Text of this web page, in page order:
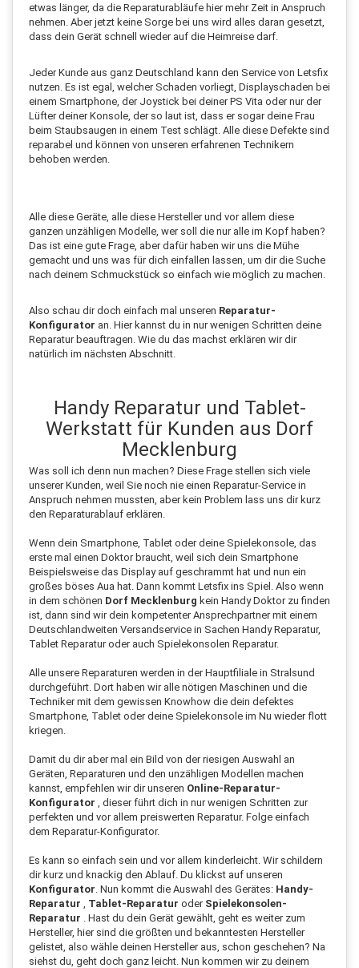
etwas länger, da die Reparaturabläufe hier mehr Zeit in Anspruch
nehmen. Aber jetzt keine Sorge bei uns wird alles daran gesetzt,
dass dein Gerät schnell wieder auf die Heimreise darf.
Jeder Kunde aus ganz Deutschland kann den Service von Letsfix
nutzen. Es ist egal, welcher Schaden vorliegt, Displayschaden bei
einem Smartphone, der Joystick bei deiner PS Vita oder nur der
Lüfter deiner Konsole, der so laut ist, dass er sogar deine Frau
beim Staubsaugen in einem Test schlägt. Alle diese Defekte sind
reparabel und können von unseren erfahrenen Technikern
behoben werden.
Alle diese Geräte, alle diese Hersteller und vor allem diese
ganzen unzähligen Modelle, wer soll die nur alle im Kopf haben?
Das ist eine gute Frage, aber dafür haben wir uns die Mühe
gemacht und uns was für dich einfallen lassen, um dir die Suche
nach deinem Schmuckstück so einfach wie möglich zu machen.
Also schau dir doch einfach mal unseren Reparatur-
Konfigurator an. Hier kannst du in nur wenigen Schritten deine
Reparatur beauftragen. Wie du das machst erklären wir dir
natürlich im nächsten Abschnitt.
Handy Reparatur und Tablet-
Werkstatt für Kunden aus Dorf
Mecklenburg
Was soll ich denn nun machen? Diese Frage stellen sich viele
unserer Kunden, weil Sie noch nie einen Reparatur-Service in
Anspruch nehmen mussten, aber kein Problem lass uns dir kurz
den Reparaturablauf erklären.
Wenn dein Smartphone, Tablet oder deine Spielekonsole, das
erste mal einen Doktor braucht, weil sich dein Smartphone
Beispielsweise das Display auf geschrammt hat und nun ein
großes böses Aua hat. Dann kommt Letsfix ins Spiel. Also wenn
in dem schönen Dorf Mecklenburg kein Handy Doktor zu finden
ist, dann sind wir dein kompetenter Ansprechpartner mit einem
Deutschlandweiten Versandservice in Sachen Handy Reparatur,
Tablet Reparatur oder auch Spielekonsolen Reparatur.
Alle unsere Reparaturen werden in der Hauptfiliale in Stralsund
durchgeführt. Dort haben wir alle nötigen Maschinen und die
Techniker mit dem gewissen Knowhow die dein defektes
Smartphone, Tablet oder deine Spielekonsole im Nu wieder flott
kriegen.
Damit du dir aber mal ein Bild von der riesigen Auswahl an
Geräten, Reparaturen und den unzähligen Modellen machen
kannst, empfehlen wir dir unseren Online-Reparatur-
Konfigurator , dieser führt dich in nur wenigen Schritten zur
perfekten und vor allem preiswerten Reparatur. Folge einfach
dem Reparatur-Konfigurator.
Es kann so einfach sein und vor allem kinderleicht. Wir schildern
dir kurz und knackig den Ablauf. Du klickst auf unseren
Konfigurator . Nun kommt die Auswahl des Gerätes: Handy-
Reparatur
Tablet-Reparatur oder Spielekonsolen-
Reparatur . Hast du dein Gerät gewählt, geht es weiter zum
Hersteller, hier sind die größten und bekanntesten Hersteller
gelistet, also wähle deinen Hersteller aus, schon geschehen? Na
siehst du, geht doch ganz leicht. Nun kommen wir zu deinem